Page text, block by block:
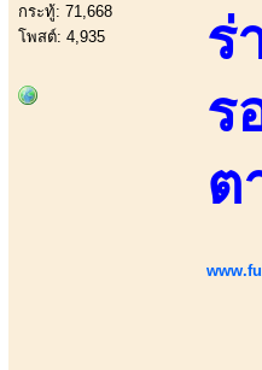
กระทู้: 71,668
โพสต์: 4,935
ร่
ร
ต